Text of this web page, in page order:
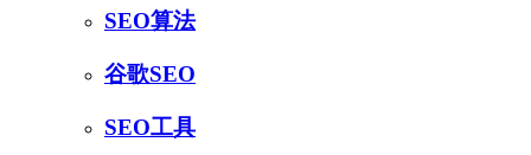
SEO算法
谷歌SEO
SEO工具